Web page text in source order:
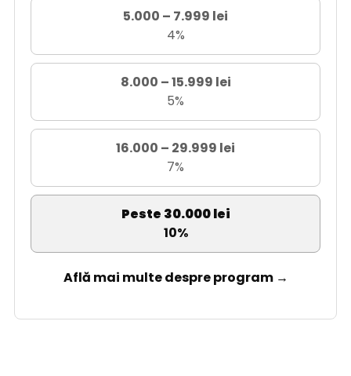
5.000 – 7.999 lei
4%
8.000 – 15.999 lei
5%
16.000 – 29.999 lei
7%
Peste 30.000 lei
10%
Află mai multe despre program →